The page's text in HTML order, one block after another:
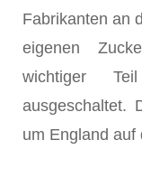
Fabrikanten an
eigenen
wichtiger
ausgeschaltet.
um England auf